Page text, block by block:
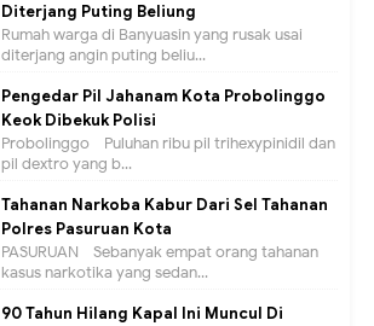
Diterjang Puting Beliung
Rumah warga di Banyuasin yang rusak usai
diterjang angin puting beliu...
Pengedar Pil Jahanam Kota Probolinggo
Keok Dibekuk Polisi
Probolinggo - Puluhan ribu pil trihexypinidil dan
pil dextro yang b...
Tahanan Narkoba Kabur Dari Sel Tahanan
Polres Pasuruan Kota
PASURUAN - Sebanyak empat orang tahanan
kasus narkotika yang sedan...
90 Tahun Hilang Kapal Ini Muncul Di